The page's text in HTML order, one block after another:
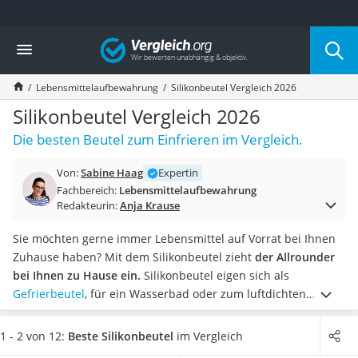
Die beliebtesten Vergleiche nach Kategorie
Haushalt
Wassersprudler
Zentralstaubsauger
Brotbackautomat
Wischroboter
Wäschespinne
Spülmaschinentabs
Akku-Staubsauger
AEG-Waschmaschine
Saug-Wisch-Roboter
Handstaubsauger
Milchaufschäumer
Kondenstrockner
Reiskocher
Vergleich
Lebensmittelaufbewahrung Silikonbeutel Vergleich 2026
Silikonbeutel Vergleich 2026
Die besten Beutel zum Einfrieren im Vergleich.
Von:Sabine Haag
Expertin
Fachbereich: Lebensmittelaufbewahrung
Redakteurin:Anja Krause
Sie möchten gerne immer Lebensmittel auf Vorrat bei Ihnen
Zuhause haben? Mit dem Silikonbeutel zieht der Allrounder
bei Ihnen zu Hause ein. Silikonbeutel eigen sich als
Gefrierbeutel, für ein Wasserbad oder zum luftdichten
Aufbewahren der Lebensmittel. Tests im Internet haben
gezeigt, dass es die Silikonbeutel in unterschiedlichen
1 - 2 von 12: Beste Silikonbeutel im Vergleich